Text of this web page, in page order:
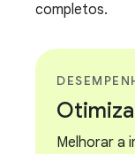
completos.
Melhorar a